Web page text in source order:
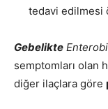
tedavi edilmesi
Gebelikte
semptomları olan
diğer ilaçlara göre